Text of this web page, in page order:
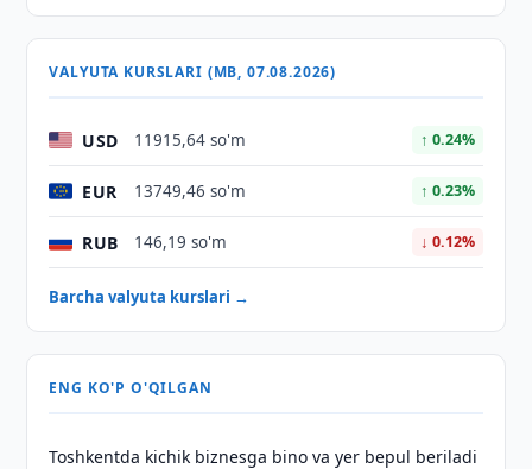
VALYUTA KURSLARI (MB, 07.08.2026)
USD 11915,64 so'm ↑ 0.24%
EUR 13749,46 so'm ↑ 0.23%
RUB 146,19 so'm ↓ 0.12%
Barcha valyuta kurslari →
ENG KO'P O'QILGAN
Toshkentda kichik biznesga bino va yer bepul beriladi